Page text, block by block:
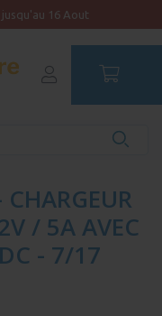
16 Aout
/ 5A AVEC
- 7/17